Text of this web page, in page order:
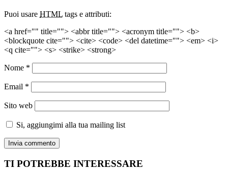
Puoi usare HTML tags e attributi:
<a href="" title=""> <abbr title=""> <acronym title=""> <b>
<blockquote cite=""> <cite> <code> <del datetime=""> <em> <i>
<q cite=""> <s> <strike> <strong>
Nome *
Email *
Sito web
Si, aggiungimi alla tua mailing list
TI POTREBBE INTERESSARE